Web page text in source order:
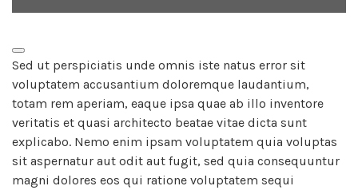
Sed ut perspiciatis unde omnis iste natus error sit
voluptatem accusantium doloremque laudantium,
totam rem aperiam, eaque ipsa quae ab illo inventore
veritatis et quasi architecto beatae vitae dicta sunt
explicabo. Nemo enim ipsam voluptatem quia voluptas
sit aspernatur aut odit aut fugit, sed quia consequuntur
magni dolores eos qui ratione voluptatem sequi